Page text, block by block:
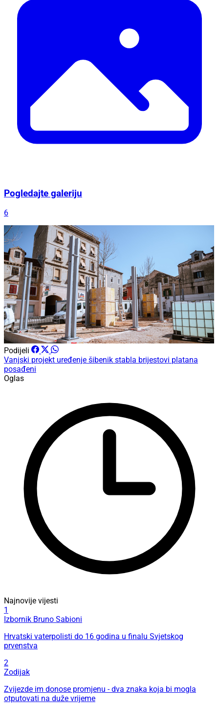
Pogledajte galeriju
6
Podijeli
Vanjski projekt uređenje šibenik stabla brijestovi platana
posađeni
Oglas
Najnovije vijesti
1
Izbornik Bruno Sabioni
Hrvatski vaterpolisti do 16 godina u finalu Svjetskog
prvenstva
2
Zodijak
Zvijezde im donose promjenu - dva znaka koja bi mogla
otputovati na duže vrijeme